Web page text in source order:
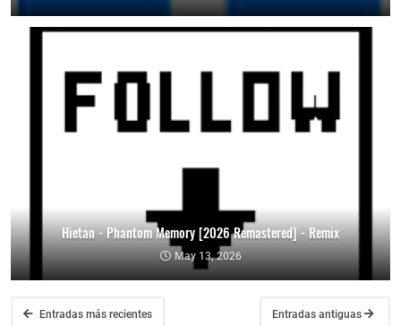
Hietan - Phantom Memory [2026 Remastered] - Remix
May 13, 2026
Entradas más recientes Entradas antiguas